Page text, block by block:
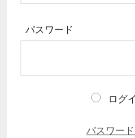
パスワード
ログ
パスワー